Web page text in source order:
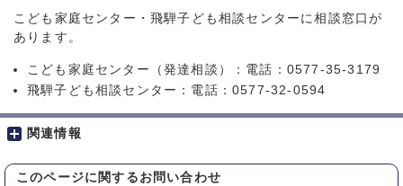
こども家庭センター・飛騨子ども相談センターに相談窓口が
あります。
こども家庭センター（発達相談）：電話：0577-35-3179
飛騨子ども相談センター：電話：0577-32-0594
関連情報
このページに関する お問い合わせ